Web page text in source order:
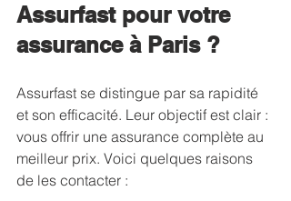
Assurfast pour votre
assurance à Paris ?
Assurfast se distingue par sa rapidité
et son efficacité. Leur objectif est clair :
vous offrir une assurance complète au
meilleur prix. Voici quelques raisons
de les contacter :